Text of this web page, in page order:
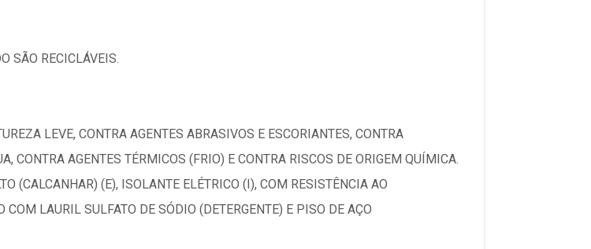
SÃO RECICLÁVEIS.
LEVE, CONTRA AGENTES ABRASIVOS E ESCORIANTES, CONTRA
CONTRA AGENTES TÉRMICOS (FRIO) E CONTRA RISCOS DE ORIGEM QUÍMICA.
(CALCANHAR) (E), ISOLANTE ELÉTRICO (I), COM RESISTÊNCIA AO
LAURIL SULFATO DE SÓDIO (DETERGENTE) E PISO DE AÇO